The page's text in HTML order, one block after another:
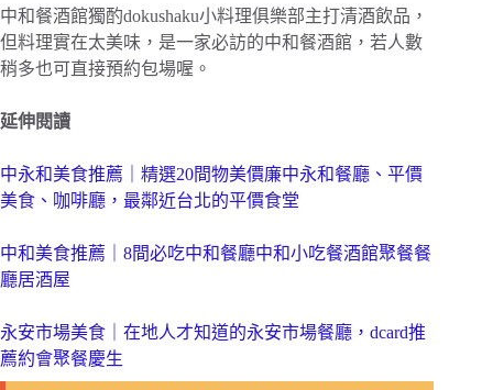
中和餐酒館獨酌dokushaku小料理俱樂部主打清酒飲品，
但料理實在太美味，是一家必訪的中和餐酒館，若人數
稍多也可直接預約包場喔。
延伸閱讀
中永和美食推薦｜精選20間物美價廉中永和餐廳、平價
美食、咖啡廳，最鄰近台北的平價食堂
中和美食推薦｜8間必吃中和餐廳中和小吃餐酒館聚餐餐
廳居酒屋
永安市場美食｜在地人才知道的永安市場餐廳，dcard推
薦約會聚餐慶生